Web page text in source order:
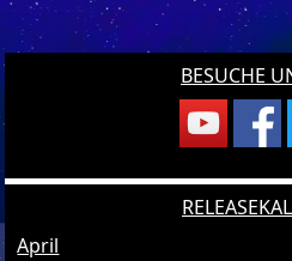
BESUCHE
April